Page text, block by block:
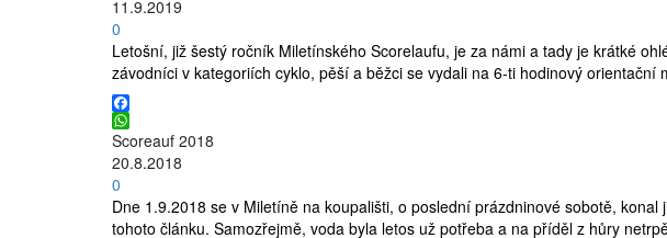
11.9.2019
0
Letošní, již šestý ročník Miletínského Scorelaufu, je za námi a tady je krátké
závodníci v kategoriích cyklo, pěší a běžci se vydali na 6-ti hodinový
Facebook
WhatsApp
Scoreauf 2018
20.8.2018
0
Dne 1.9.2018 se v Miletíně na koupališti, o poslední prázdninové sobotě,
tohoto článku. Samozřejmě, voda byla letos už potřeba a na příděl z hůry